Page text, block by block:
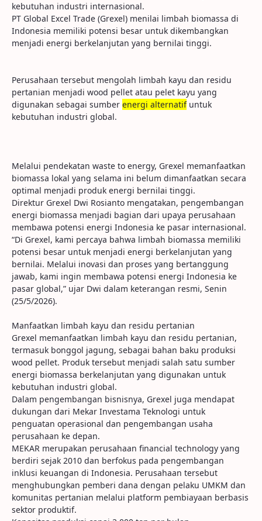
kebutuhan industri internasional.
PT Global Excel Trade (Grexel) menilai limbah biomassa di
Indonesia memiliki potensi besar untuk dikembangkan
menjadi energi berkelanjutan yang bernilai tinggi.
Perusahaan tersebut mengolah limbah kayu dan residu
pertanian menjadi wood pellet atau pelet kayu yang
digunakan sebagai sumber energi alternatifuntuk
kebutuhan industri global.
Melalui pendekatan waste to energy, Grexel memanfaatkan
biomassa lokal yang selama ini belum dimanfaatkan secara
optimal menjadi produk energi bernilai tinggi.
Direktur Grexel Dwi Rosianto mengatakan, pengembangan
energi biomassa menjadi bagian dari upaya perusahaan
membawa potensi energi Indonesia ke pasar internasional.
“Di Grexel, kami percaya bahwa limbah biomassa memiliki
potensi besar untuk menjadi energi berkelanjutan yang
bernilai. Melalui inovasi dan proses yang bertanggung
jawab, kami ingin membawa potensi energi Indonesia ke
pasar global,” ujar Dwi dalam keterangan resmi, Senin
(25/5/2026).
Manfaatkan limbah kayu dan residu pertanian
Grexel memanfaatkan limbah kayu dan residu pertanian,
termasuk bonggol jagung, sebagai bahan baku produksi
wood pellet. Produk tersebut menjadi salah satu sumber
energi biomassa berkelanjutan yang digunakan untuk
kebutuhan industri global.
Dalam pengembangan bisnisnya, Grexel juga mendapat
dukungan dari Mekar Investama Teknologi untuk
penguatan operasional dan pengembangan usaha
perusahaan ke depan.
MEKAR merupakan perusahaan financial technology yang
berdiri sejak 2010 dan berfokus pada pengembangan
inklusi keuangan di Indonesia. Perusahaan tersebut
menghubungkan pemberi dana dengan pelaku UMKM dan
komunitas pertanian melalui platform pembiayaan berbasis
sektor produktif.